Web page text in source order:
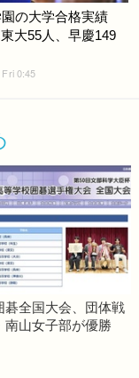
の大学合格実績
大55人、早慶149
Fri 0:45
碁全国大会、団体戦
南山女子部が優勝